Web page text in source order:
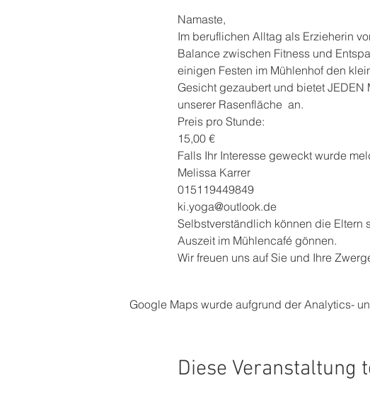
Namaste,
Im beruflichen Alltag als Erzieherin
Balance zwischen Fitness und
einigen Festen im Mühlenhof den
Gesicht gezaubert und bietet
unserer Rasenfläche  an.
Preis pro Stunde:
15,00 €
Falls Ihr Interesse geweckt wurde
Melissa Karrer
015119449849
ki.yoga@outlook.de
Selbstverständlich können die Eltern
Auszeit im Mühlencafé gönnen.
Wir freuen uns auf Sie und Ihre
Google Maps wurde aufgrund der Analytics-
Diese Veranstaltung